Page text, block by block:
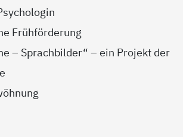
Frühförderung
– Sprachbilder“ – ein Projekt der